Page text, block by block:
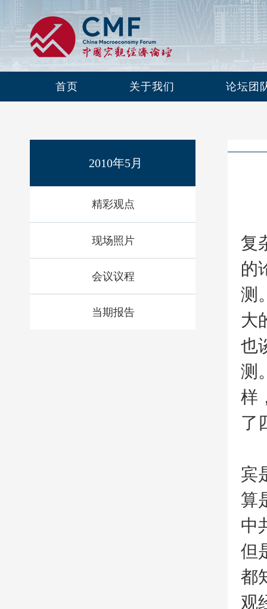
首页 关于我们 论坛团
2010年5月
精彩观点
现场照片
会议议程
当期报告
复
的
测
大
也
测
样
了
宾
算
中
但
都
观